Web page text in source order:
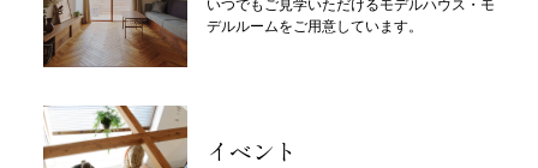
いつでもご見学いただけるモデルハウス・モ
デルルームをご用意しています。
イベント